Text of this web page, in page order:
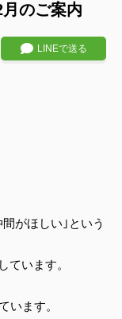
月のご案内
LINEで送る
がほしい｣という
ています。
います。